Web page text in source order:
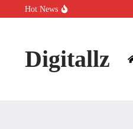
Aller au contenu
Hot News
Comment l’IA
Digitallz